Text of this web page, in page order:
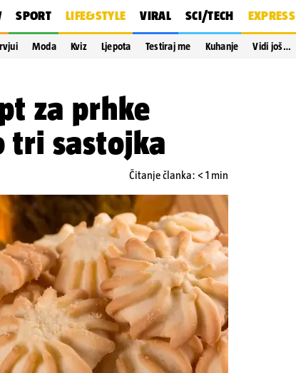
SPORT LIFE&STYLE VIRAL SCI/TECH EXPRESS
Moda Kviz Ljepota Testiraj me Kuhanje Vidi još…
za prhke
tri sastojka
Čitanje članka: < 1 min